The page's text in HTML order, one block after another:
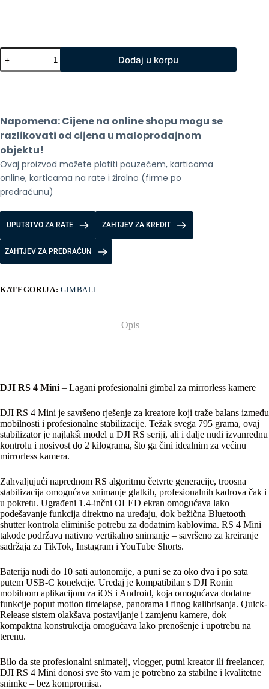
DJI
RS
4
Dodaj u korpu
Napomena: Cijene na online shopu mogu se
razlikovati od cijena u maloprodajnom
objektu!
Ovaj proizvod možete platiti pouzećem, karticama
online, karticama na rate i žiralno (firme po
predračunu)
UPUTSTVO ZA RATE ZAHTJEV ZA KREDIT
ZAHTJEV ZA PREDRAČUN
KATEGORIJA: GIMBALI
Opis
DJI RS 4 Mini – Lagani profesionalni gimbal za mirrorless kamere
DJI RS 4 Mini je savršeno rješenje za kreatore koji traže balans između
mobilnosti i profesionalne stabilizacije. Težak svega 795 grama, ovaj
stabilizator je najlakši model u DJI RS seriji, ali i dalje nudi izvanrednu
kontrolu i nosivost do 2 kilograma, što ga čini idealnim za većinu
mirrorless kamera.
Zahvaljujući naprednom RS algoritmu četvrte generacije, troosna
stabilizacija omogućava snimanje glatkih, profesionalnih kadrova čak i
u pokretu. Ugrađeni 1.4-inčni OLED ekran omogućava lako
podešavanje funkcija direktno na uređaju, dok bežična Bluetooth
shutter kontrola eliminiše potrebu za dodatnim kablovima. RS 4 Mini
takođe podržava nativno vertikalno snimanje – savršeno za kreiranje
sadržaja za TikTok, Instagram i YouTube Shorts.
Baterija nudi do 10 sati autonomije, a puni se za oko dva i po sata
putem USB-C konekcije. Uređaj je kompatibilan s DJI Ronin
mobilnom aplikacijom za iOS i Android, koja omogućava dodatne
funkcije poput motion timelapse, panorama i finog kalibrisanja. Quick-
Release sistem olakšava postavljanje i zamjenu kamere, dok
kompaktna konstrukcija omogućava lako prenošenje i upotrebu na
terenu.
Bilo da ste profesionalni snimatelj, vlogger, putni kreator ili freelancer,
DJI RS 4 Mini donosi sve što vam je potrebno za stabilne i kvalitetne
snimke – bez kompromisa.